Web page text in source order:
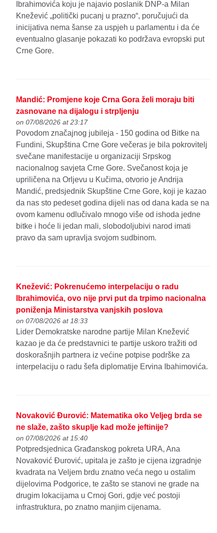
Ibrahimovića koju je najavio poslanik DNP-a Milan
Knežević „politički pucanj u prazno“, poručujući da
inicijativa nema šanse za uspjeh u parlamentu i da će
eventualno glasanje pokazati ko podržava evropski put
Crne Gore.
Mandić: Promjene koje Crna Gora želi moraju biti
zasnovane na dijalogu i strpljenju
on 07/08/2026 at 23:17
Povodom značajnog jubileja - 150 godina od Bitke na
Fundini, Skupština Crne Gore večeras je bila pokrovitelj
svečane manifestacije u organizaciji Srpskog
nacionalnog savjeta Crne Gore. Svečanost koja je
upriličena na Orljevu u Kučima, otvorio je Andrija
Mandić, predsjednik Skupštine Crne Gore, koji je kazao
da nas sto pedeset godina dijeli nas od dana kada se na
ovom kamenu odlučivalo mnogo više od ishoda jedne
bitke i hoće li jedan mali, slobodoljubivi narod imati
pravo da sam upravlja svojom sudbinom.
Knežević: Pokrenućemo interpelaciju o radu
Ibrahimovića, ovo nije prvi put da trpimo nacionalna
poniženja Ministarstva vanjskih poslova
on 07/08/2026 at 18:33
Lider Demokratske narodne partije Milan Knežević
kazao je da će predstavnici te partije uskoro tražiti od
doskorašnjih partnera iz većine potpise podrške za
interpelaciju o radu šefa diplomatije Ervina Ibahimovića.
Novaković Đurović: Matematika oko Veljeg brda se
ne slaže, zašto skuplje kad može jeftinije?
on 07/08/2026 at 15:40
Potpredsjednica Građanskog pokreta URA, Ana
Novaković Đurović, upitala je zašto je cijena izgradnje
kvadrata na Veljem brdu znatno veća nego u ostalim
dijelovima Podgorice, te zašto se stanovi ne grade na
drugim lokacijama u Crnoj Gori, gdje već postoji
infrastruktura, po znatno manjim cijenama.